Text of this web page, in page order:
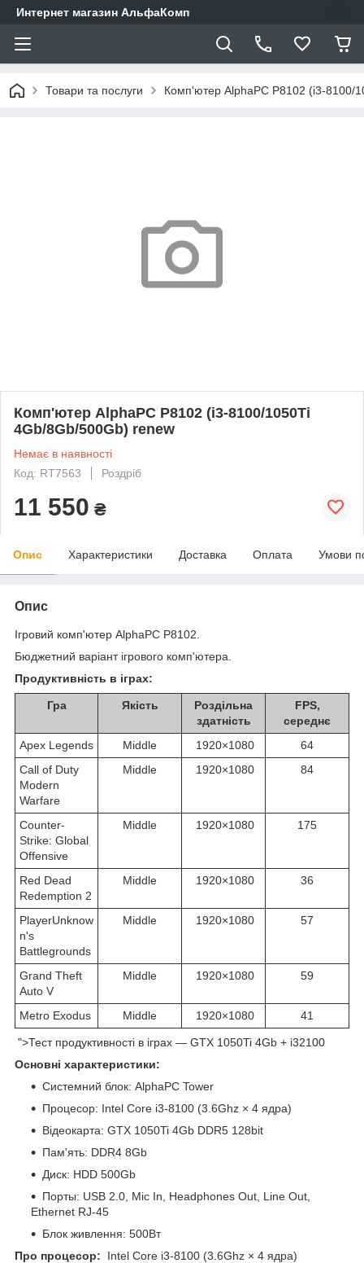
Интернет магазин АльфаКомп
Товари та послуги Комп'ютер AlphaPC P8102 (i3-8100/
Комп'ютер AlphaPC P8102 (i3-8100/1050Ti
4Gb/8Gb/500Gb) renew
Немає в наявності
Код: RT7563
Роздріб
11 550 ₴
Опис Характеристики Доставка Оплата Умови
Опис
Ігровий комп'ютер AlphaPC P8102.
Бюджетний варіант ігрового комп'ютера.
Продуктивність в іграх:
Гра Якість
Роздільна
здатність
FPS,
середнє
Apex Legends
Middle 1920×1080
64
Call of Duty
Modern
Warfare
Middle 1920×1080 84
Counter-
Strike: Global
Offensive
Middle 1920×1080 175
Red Dead
Redemption 2
Middle 1920×1080 36
PlayerUnknow
n's
Battlegrounds
Middle 1920×1080 57
Grand Theft
Auto V
Middle 1920×1080 59
Metro Exodus Middle 1920×1080 41
">Тест продуктивності в іграх — GTX 1050Ti 4Gb + i32100
Основні характеристики:
Системний блок: AlphaPC Tower
Процесор: Intel Core i3-8100 (3.6Ghz × 4 ядра)
Відеокарта: GTX 1050Ti 4Gb DDR5 128bit
Пам'ять: DDR4 8Gb
Диск: HDD 500Gb
Порты: USB 2.0, Mic In, Headphones Out, Line Out,
Ethernet RJ-45
Блок живлення: 500Вт
Про процесор:
Intel Core i3-8100 (3.6Ghz × 4 ядра)